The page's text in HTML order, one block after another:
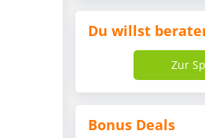
Du willst
Zur
Bonus Deals